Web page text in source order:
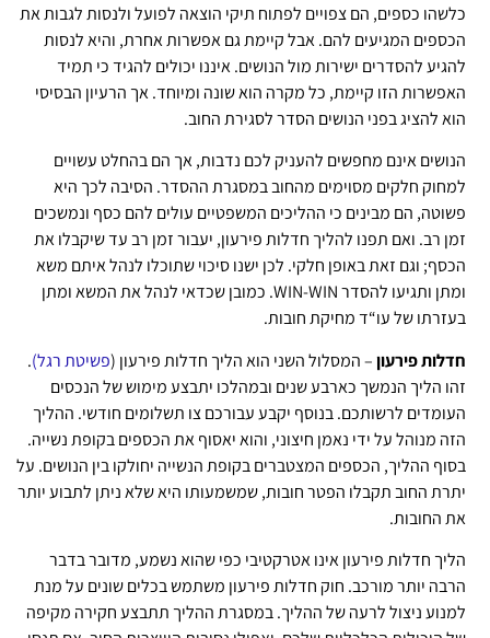
כלשהו כספים, הם צפויים לפתוח תיקי הוצאה לפועל ולנסות לגבות את
הכספים המגיעים להם. אבל קיימת גם אפשרות אחרת, והיא לנסות
להגיע להסדרים ישירות מול הנושים. איננו יכולים להגיד כי תמיד
האפשרות הזו קיימת, כל מקרה הוא שונה ומיוחד. אך הרעיון הבסיסי
הוא להציג בפני הנושים הסדר לסגירת החוב.
הנושים אינם מחפשים להעניק לכם נדבות, אך הם בהחלט עשויים
למחוק חלקים מסוימים מהחוב במסגרת ההסדר. הסיבה לכך היא
פשוטה, הם מבינים כי ההליכים המשפטיים עולים להם כסף ונמשכים
זמן רב. ואם תפנו להליך חדלות פירעון, יעבור זמן רב עד שיקבלו את
הכסף; וגם זאת באופן חלקי. לכן ישנו סיכוי שתוכלו לנהל איתם משא
ומתן ותגיעו להסדר WIN-WIN. כמובן שכדאי לנהל את המשא ומתן
בעזרתו של עו“ד מחיקת חובות.
חדלות פירעון– המסלול השני הוא הליך חדלות פירעון (פשיטת רגל).
זהו הליך הנמשך כארבע שנים ובמהלכו יתבצע מימוש של הנכסים
העומדים לרשותכם. בנוסף יקבע עבורכם צו תשלומים חודשי. ההליך
הזה מנוהל על ידי נאמן חיצוני, והוא יאסוף את הכספים בקופת נשייה.
בסוף ההליך, הכספים המצטברים בקופת הנשייה יחולקו בין הנושים. על
יתרת החוב תקבלו הפטר חובות, שמשמעותו היא שלא ניתן לתבוע יותר
את החובות.
הליך חדלות פירעון אינו אטרקטיבי כפי שהוא נשמע, מדובר בדבר
הרבה יותר מורכב. חוק חדלות פירעון משתמש בכלים שונים על מנת
למנוע ניצול לרעה של ההליך. במסגרת ההליך תתבצע חקירה מקיפה